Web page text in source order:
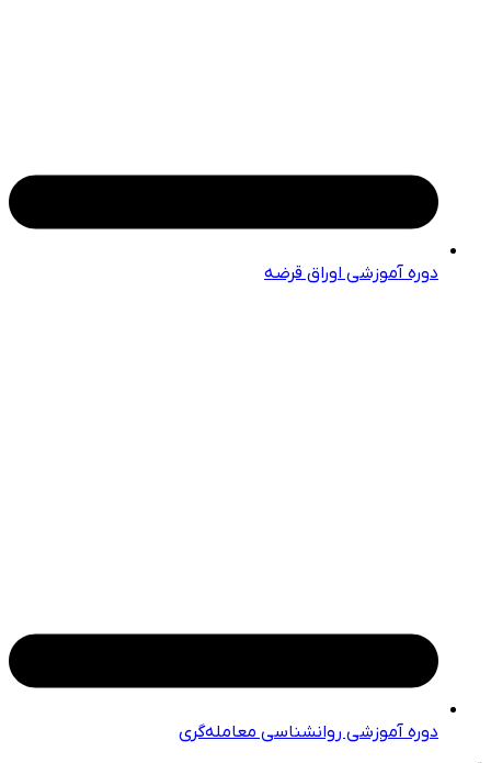
دوره آموزشی اوراق قرضه
دوره آموزشی روانشناسی معامله‌گری